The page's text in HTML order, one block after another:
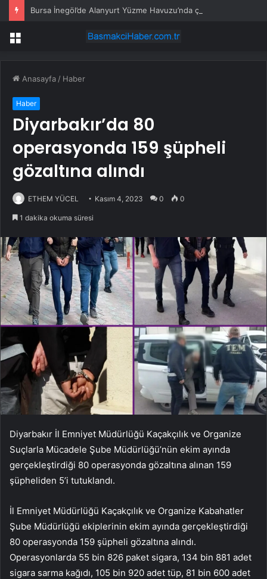
Menü
Anasayfa / Haber
Haber
Diyarbakır’da 80
operasyonda 159 şüpheli
gözaltına alındı
ETHEM YÜCEL Kasım 4, 2023 0 0
1 dakika okuma süresi
Diyarbakır İl Emniyet Müdürlüğü Kaçakçılık ve Organize
Suçlarla Mücadele Şube Müdürlüğü’nün ekim ayında
gerçekleştirdiği 80 operasyonda gözaltına alınan 159
şüpheliden 5’i tutuklandı.
İl Emniyet Müdürlüğü Kaçakçılık ve Organize Kabahatler
Şube Müdürlüğü ekiplerinin ekim ayında gerçekleştirdiği
80 operasyonda 159 şüpheli gözaltına alındı.
Operasyonlarda 55 bin 826 paket sigara, 134 bin 881 adet
sigara sarma kağıdı, 105 bin 920 adet tüp, 81 bin 600 adet